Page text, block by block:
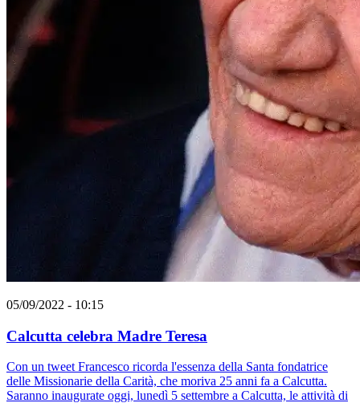
05/09/2022 - 10:15
Calcutta celebra Madre Teresa
Con un tweet Francesco ricorda l'essenza della Santa fondatrice
delle Missionarie della Carità, che moriva 25 anni fa a Calcutta.
Saranno inaugurate oggi, lunedì 5 settembre a Calcutta, le attività di